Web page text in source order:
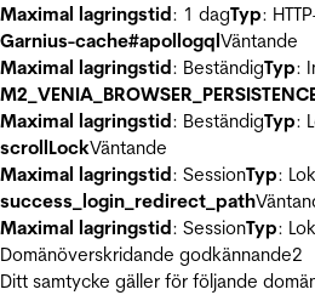
Maximal lagringstid: 1 dagTyp:
Garnius-cache#apollogqlVäntande
Maximal lagringstid: BeständigTyp:
Maximal lagringstid: BeständigTyp:
scrollLockVäntande
Maximal lagringstid: SessionTyp:
success_login_redirect_path
Maximal lagringstid: SessionTyp:
Domänöverskridande godkännande2
Ditt samtycke gäller för följande